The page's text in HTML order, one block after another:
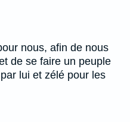
nous, afin de nous
de se faire un peuple
lui et zélé pour les